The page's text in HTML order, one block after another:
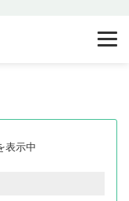
表示中